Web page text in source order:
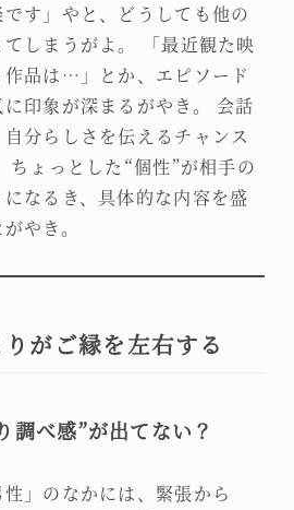
です」やと、どうしても他の
しまうがよ。 「最近観た映
品は…」とか、エピソード
印象が深まるがやき。 会話
分らしさを伝えるチャンス
ちょっとした“個性”が相手の
なるき、具体的な内容を盛
やき。
がご縁を左右する
調べ感”が出てない？
性」のなかには、緊張から